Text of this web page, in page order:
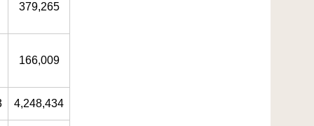
379,265
166,009
4,248,434